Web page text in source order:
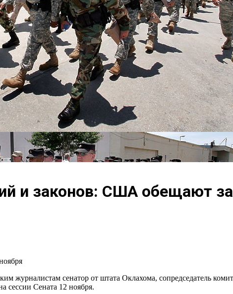
и законов: США обещают
журналистам сенатор от штата Оклахома, сопредседатель
сессии Сената 12 ноября.